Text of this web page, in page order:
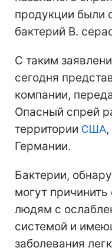
продукции были
бактерий B.
С таким
сегодня
компании,
Опасный спрей
территории США
Германии.
Бактерии,
могут
людям с
системой и
заболевания